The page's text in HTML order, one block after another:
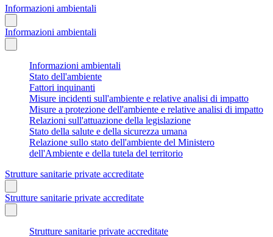
Informazioni ambientali
Informazioni ambientali
Informazioni ambientali
Stato dell'ambiente
Fattori inquinanti
Misure incidenti sull'ambiente e relative analisi di impatto
Misure a protezione dell'ambiente e relative analisi di impatto
Relazioni sull'attuazione della legislazione
Stato della salute e della sicurezza umana
Relazione sullo stato dell'ambiente del Ministero
dell'Ambiente e della tutela del territorio
Strutture sanitarie private accreditate
Strutture sanitarie private accreditate
Strutture sanitarie private accreditate